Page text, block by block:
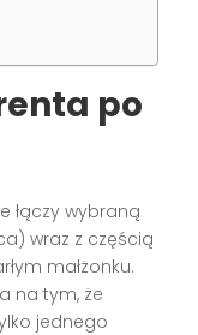
po
łączy wybraną
wraz z częścią
małżonku.
na tym, że
jednego